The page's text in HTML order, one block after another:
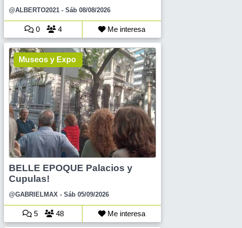
@ALBERTO2021 - Sáb 08/08/2026
0 4 Me interesa
Museos y Expo
BELLE EPOQUE Palacios y
Cupulas!
@GABRIELMAX - Sáb 05/09/2026
5 48 Me interesa